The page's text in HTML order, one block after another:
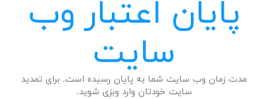
پایان اعتبار وب
سایت
مدت زمان وب سایت شما به پایان رسیده است. برای تمدید
سایت خودتان وارد وبزی شوید.